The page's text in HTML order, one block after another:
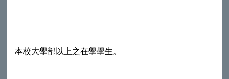
本校大學部以上之在學學生。